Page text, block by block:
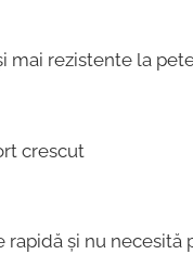
mai rezistente la
crescut
și nu necesită